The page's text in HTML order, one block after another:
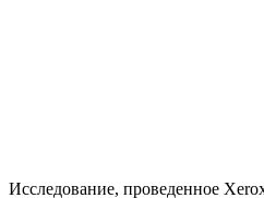
Исследование, проведенное